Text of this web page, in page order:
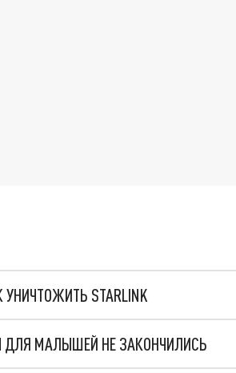
STARLINK
ДЛЯ МАЛЫШЕЙ НЕ ЗАКОНЧИЛИСЬ